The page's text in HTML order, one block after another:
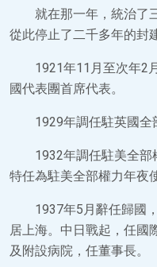
就在那一年，統治了
從此停止了二千多年的封
1921年11月至次年2
國代表團首席代表。
1929年調任駐英國全
1932年調任駐美全
特任為駐美全部權力年夜
1937年5月辭任歸國
居上海。中日戰起，任國
及附設病院，任董事長。